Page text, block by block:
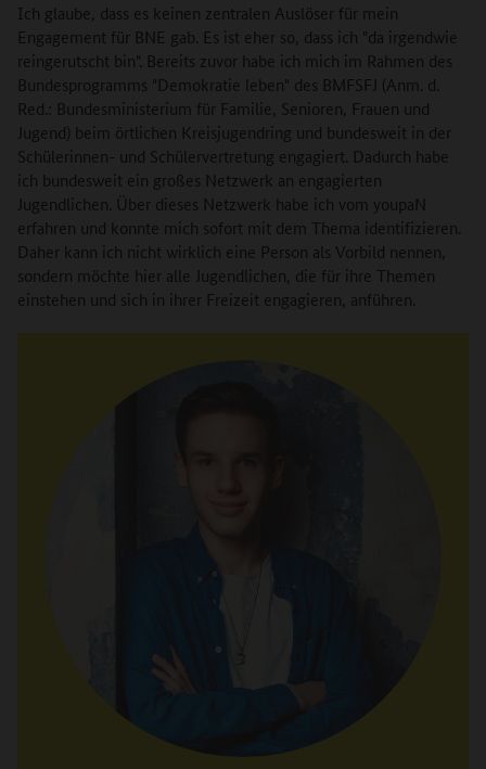
Ich glaube, dass es keinen zentralen Auslöser für mein
Engagement für BNE gab. Es ist eher so, dass ich "da irgendwie
reingerutscht bin". Bereits zuvor habe ich mich im Rahmen des
Bundesprogramms "Demokratie leben" des BMFSFJ (Anm. d.
Red.: Bundesministerium für Familie, Senioren, Frauen und
Jugend) beim örtlichen Kreisjugendring und bundesweit in der
Schülerinnen- und Schülervertretung engagiert. Dadurch habe
ich bundesweit ein großes Netzwerk an engagierten
Jugendlichen. Über dieses Netzwerk habe ich vom youpaN
erfahren und konnte mich sofort mit dem Thema identifizieren.
Daher kann ich nicht wirklich eine Person als Vorbild nennen,
sondern möchte hier alle Jugendlichen, die für ihre Themen
einstehen und sich in ihrer Freizeit engagieren, anführen.